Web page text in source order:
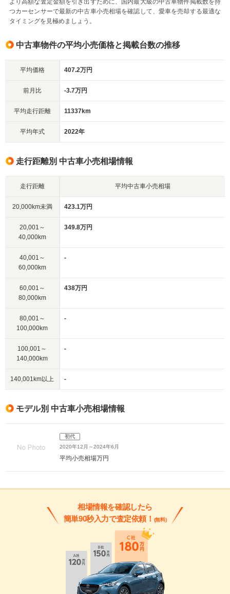
より高額な査定金額を引き出すために、国内最大級の中古車物件掲載数を持
つカーセンサーで最新の中古車小売相場を確認して、愛車を売却する最適な
タイミングを見極めましょう。
中古車物件の平均小売価格と掲載台数の推移
平均価格 407.2万円
前月比 -3.7万円
平均走行距離 11337km
平均年式 2022年
走行距離別 中古車小売相場情報
走行距離 平均中古車小売相場
20,000km未満 423.1万円
20,001～
40,000km
349.8万円
40,001～
60,000km
-
60,001～
80,000km
438万円
80,001～
100,000km
-
100,001～
140,000km
-
140,001km以上 -
モデル別 中古車小売相場情報
初代
2020年12月～2024年6月
平均小売相場万円
相場情報を確認したら
簡単90秒入力で査定依頼！ (無料)